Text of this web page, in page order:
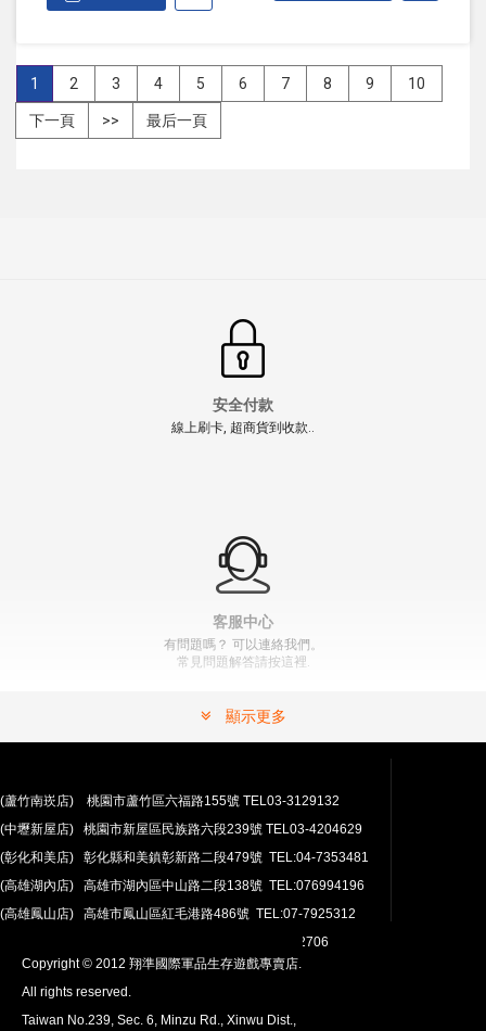
1 2 3 4 5 6 7 8 9 10
下一頁 >> 最后一頁
安全付款
線上刷卡, 超商貨到收款..
客服中心
有問題嗎？ 可以連絡我們。
常見問題解答請按這裡.
安心購買
100％付款保護。 簡單
退貨政策
顯示更多
(蘆竹南崁店) 桃園市蘆竹區六福路155號 TEL03-3129132
(中壢新屋店) 桃園市新屋區民族路六段239號 TEL03-4204629
(彰化和美店) 彰化縣和美鎮彰新路二段479號 TEL:04-7353481
(高雄湖內店) 高雄市湖內區中山路二段138號 TEL:076994196
(高雄鳳山店) 高雄市鳳山區紅毛港路486號 TEL:07-7925312
翔準網路部門:TEL 03-4202763 03-4202706
Copyright © 2012 翔準國際軍品生存遊戲專賣店.
All rights reserved.
Taiwan No.239, Sec. 6, Minzu Rd., Xinwu Dist.,